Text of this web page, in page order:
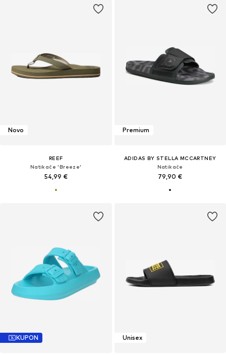
Novo
REEF
Natikače 'Breeze'
54,99 €
Premium
ADIDAS BY STELLA MCCARTNEY
Natikače
79,90 €
KUPON Unisex